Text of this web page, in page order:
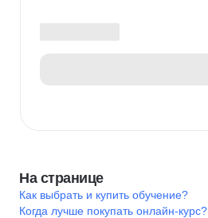
На странице
Как выбрать и купить обучение?
Когда лучше покупать онлайн-курс?